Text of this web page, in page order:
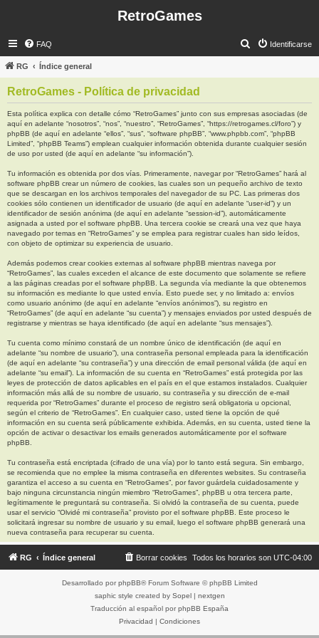
RetroGames
FAQ Identificarse
s
a
r
RG Índice general
RetroGames - Política de privacidad
Esta política explica con detalle cómo “RetroGames” junto con sus empresas asociadas (de
aquí en adelante “nosotros”, “nos”, “nuestro”, “RetroGames”, “https://retrogames.cl/foro”) y
phpBB (de aquí en adelante “ellos”, “sus”, “software phpBB”, “www.phpbb.com”, “phpBB
Limited”, “phpBB Teams”) emplean cualquier información obtenida durante cualquier sesión
de uso por usted (de aquí en adelante “su información”).
Tu información es obtenida por dos vías. Primeramente, navegar por “RetroGames” hará al
software phpBB crear un número de cookies, las cuales son un pequeño archivo de texto
que se descargan en los archivos temporales del navegador de su PC. Las primeras dos
cookies sólo contienen un identificador de usuario (de aquí en adelante “user-id”) y un
identificador de sesión anónima (de aquí en adelante “session-id”), automáticamente
asignada a usted por el software phpBB. Una tercera cookie se creará una vez que haya
navegado por temas en “RetroGames” y se emplea para registrar cuales han sido leídos,
con objeto de optimizar su experiencia de usuario.
Además podemos crear cookies externas al software phpBB mientras navega por
“RetroGames”, las cuales exceden el alcance de este documento que solamente se refiere
a las páginas creadas por el software phpBB. La segunda vía mediante la que obtenemos
su información es mediante lo que usted envía. Esto puede ser, y no limitado a: envíos
como usuario anónimo (de aquí en adelante “envíos anónimos”), su registro en
“RetroGames” (de aquí en adelante “su cuenta”) y mensajes enviados por usted después de
registrarse y mientras se haya identificado (de aquí en adelante “sus mensajes”).
Tu cuenta como mínimo constará de un nombre único de identificación (de aquí en
adelante “su nombre de usuario”), una contraseña personal empleada para la identificación
(de aquí en adelante “su contraseña”) y una dirección de email personal válida (de aquí en
adelante “su email”). La información de su cuenta en “RetroGames” está protegida por las
leyes de protección de datos aplicables en el país en el que estamos instalados. Cualquier
información más allá de su nombre de usuario, su contraseña y su dirección de e-mail
requerida por “RetroGames” durante el proceso de registro será obligatoria u opcional,
según el criterio de “RetroGames”. En cualquier caso, usted tiene la opción de qué
información en su cuenta será públicamente exhibida. Además, en su cuenta, usted tiene la
opción de activar o desactivar los emails generados automáticamente por el software
phpBB.
Tu contraseña está encriptada (cifrado de una vía) por lo tanto está segura. Sin embargo,
se recomienda que no emplee la misma contraseña en diferentes websites. Su contraseña
garantiza el acceso a su cuenta en “RetroGames”, por favor guárdela cuidadosamente y
bajo ninguna circunstancia ningún miembro “RetroGames”, phpBB u otra tercera parte,
legítimamente le preguntará su contraseña. Si olvidó la contraseña de su cuenta, puede
usar el servicio “Olvidé mi contraseña” provisto por el software phpBB. Este proceso le
solicitará ingresar su nombre de usuario y su email, luego el software phpBB generará una
nueva contraseña para recuperar su cuenta.
RG Índice general Todos los horarios son UTC-04:00
Borrar cookies
Desarrollado por phpBB® Forum Software © phpBB Limited
saphic style created by Sopel| nextgen
Traducción al español por phpBB España
Privacidad | Condiciones